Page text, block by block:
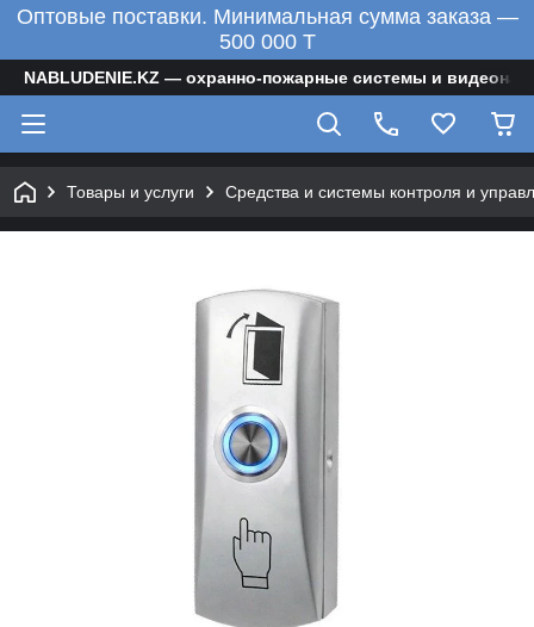
Оптовые поставки. Минимальная сумма заказа —
500 000 T
NABLUDENIE.KZ — охранно-пожарные системы и
Товары и услуги Средства и системы контроля и